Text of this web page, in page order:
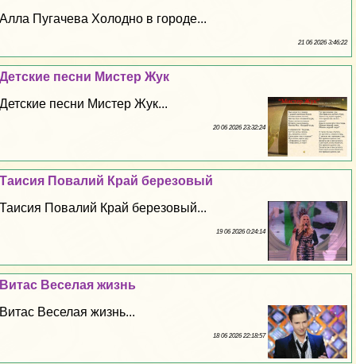
Алла Пугачева Холодно в городе...
21 06 2026 3:46:22
Детские песни Мистер Жук
Детские песни Мистер Жук...
20 06 2026 23:32:24
Таисия Повалий Край березовый
Таисия Повалий Край березовый...
19 06 2026 0:24:14
Витас Веселая жизнь
Витас Веселая жизнь...
18 06 2026 22:18:57